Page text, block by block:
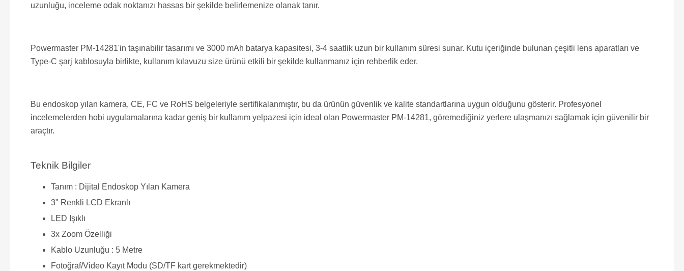
uzunluğu, inceleme odak noktanızı hassas bir şekilde belirlemenize olanak tanır.
Powermaster PM-14281'in taşınabilir tasarımı ve 3000 mAh batarya kapasitesi, 3-4 saatlik uzun bir kullanım süresi sunar. Kutu içeriğinde bulunan çeşitli lens aparatları ve
Type-C şarj kablosuyla birlikte, kullanım kılavuzu size ürünü etkili bir şekilde kullanmanız için rehberlik eder.
Bu endoskop yılan kamera, CE, FC ve RoHS belgeleriyle sertifikalanmıştır, bu da ürünün güvenlik ve kalite standartlarına uygun olduğunu gösterir. Profesyonel
incelemelerden hobi uygulamalarına kadar geniş bir kullanım yelpazesi için ideal olan Powermaster PM-14281, göremediğiniz yerlere ulaşmanızı sağlamak için güvenilir bir
araçtır.
Teknik Bilgiler
Tanım : Dijital Endoskop Yılan Kamera
3" Renkli LCD Ekranlı
LED Işıklı
3x Zoom Özelliği
Kablo Uzunluğu : 5 Metre
Fotoğraf/Video Kayıt Modu (SD/TF kart gerekmektedir)